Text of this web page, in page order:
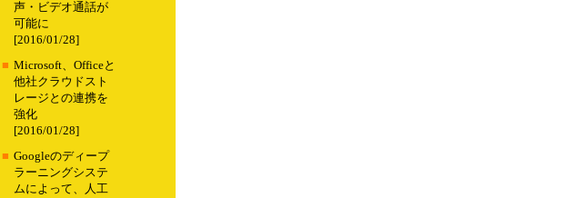
声・ビデオ通話が
可能に
[2016/01/28]
■ Microsoft、Officeと
他社クラウドスト
レージとの連携を
強化
[2016/01/28]
■ Googleのディープ
ラーニングシステ
ムによって、人工